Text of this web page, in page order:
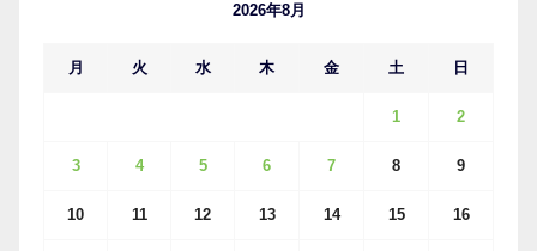
2026年8月
月 火 水 木 金 土 日
1 2
3 4 5 6 7 8 9
10 11 12 13 14 15 16